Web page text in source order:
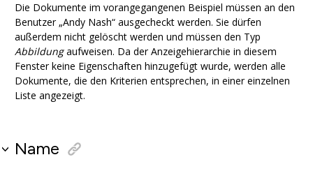
Die Dokumente im vorangegangenen Beispiel müssen an den
Benutzer „Andy Nash“ ausgecheckt werden. Sie dürfen
außerdem nicht gelöscht werden und müssen den Typ
Abbildungaufweisen. Da der Anzeigehierarchie in diesem
Fenster keine Eigenschaften hinzugefügt wurde, werden alle
Dokumente, die den Kriterien entsprechen, in einer einzelnen
Liste angezeigt.
Name